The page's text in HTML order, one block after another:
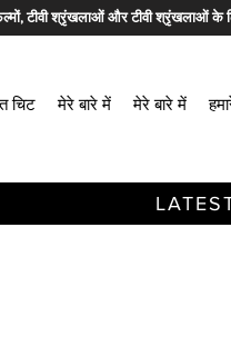
टीवी श्रृंखलाओं और टीवी श्रृंखलाओं के
चिट मेरे बारे में मेरे बारे में